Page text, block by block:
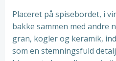
Placeret på spisebordet, i
bakke sammen med andre
gran, kogler og keramik,
som en stemningsfuld